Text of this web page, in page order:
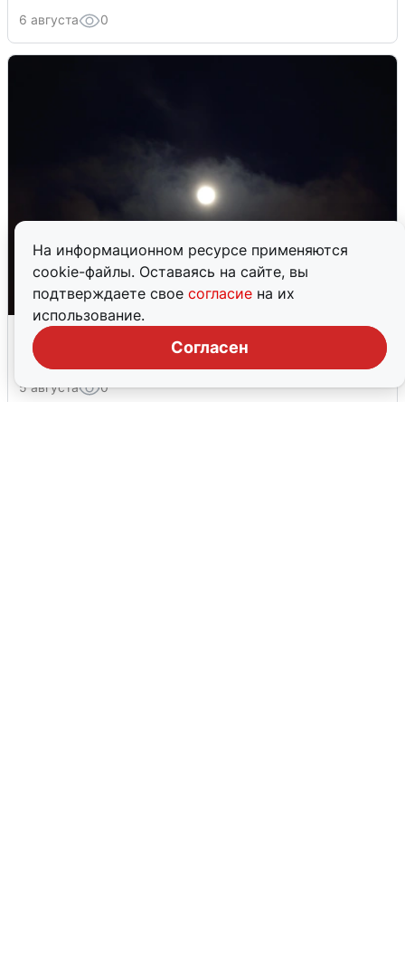
На информационном ресурсе применяются
cookie-файлы. Оставаясь на сайте, вы
подтверждаете свое согласие на их
использование.
Согласен
6 августа 0
Взрывы в Воронеже после сигнала
тревоги
5 августа 0